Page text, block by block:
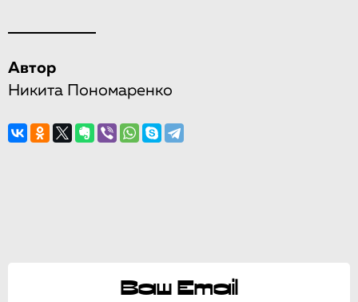
Автор
Никита Пономаренко
Ваш Email